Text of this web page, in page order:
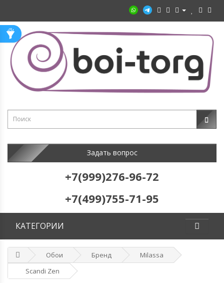
Задать вопрос
+7(999)276-96-72
+7(499)755-71-95
КАТЕГОРИИ
Обои Бренд
Milassa
Scandi Zen